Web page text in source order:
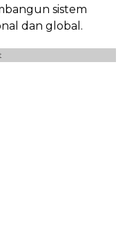
sistem
dan global.